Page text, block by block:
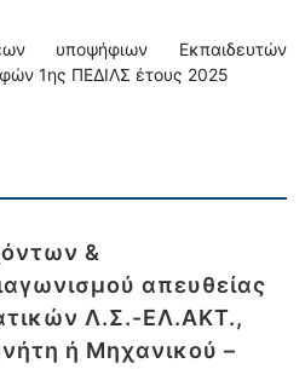
υποψήφιων Εκπαιδευτών
1ης ΠΕΔΙΛΣ έτους 2025
&
απευθείας
Λ.Σ.-ΕΛ.ΑΚΤ.,
ή Μηχανικού –